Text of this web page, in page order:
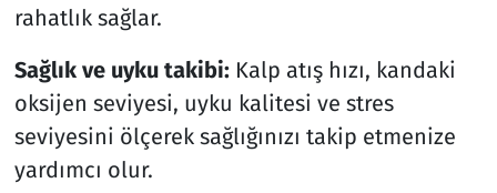
rahatlık sağlar.
Sağlık ve uyku takibi:Kalp atış hızı, kandaki
oksijen seviyesi, uyku kalitesi ve stres
seviyesini ölçerek sağlığınızı takip etmenize
yardımcı olur.